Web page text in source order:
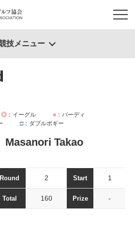
Masanori Takao
◎ ：イーグル ○ ：バーディ
□：ダブルボギー
Round 2 Start 1
Total 160 Prize -
技メニュー